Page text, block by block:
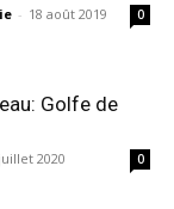
- 18 août 2019 0
Golfe de
2020 0